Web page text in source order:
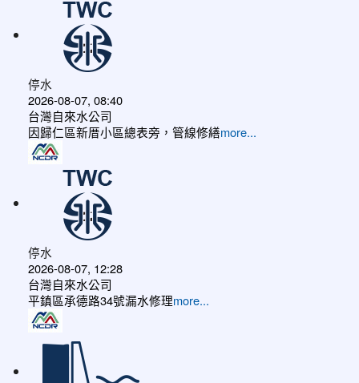
停水
2026-08-07, 08:40
台灣自來水公司
因歸仁區新厝小區總表旁，管線修繕more...
停水
2026-08-07, 12:28
台灣自來水公司
平鎮區承德路34號漏水修理more...